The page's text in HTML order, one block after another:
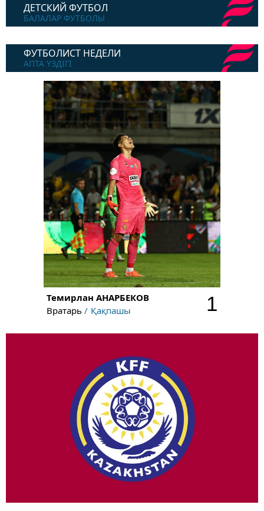
ДЕТСКИЙ ФУТБОЛ
БАЛАЛАР ФУТБОЛЫ
ФУТБОЛИСТ НЕДЕЛИ
АПТА ҮЗДІГІ
Темирлан АНАРБЕКОВ
Вратарь
Қақпашы 1